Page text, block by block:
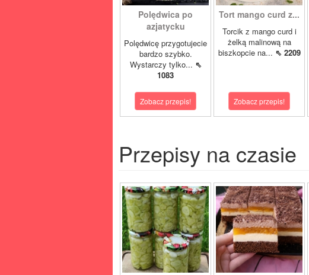
Polędwica po
azjatycku
Polędwicę przygotujecie
bardzo szybko.
Wystarczy tylko... ⇖
1083
Zobacz przepis!
Tort mango curd z...
Torcik z mango curd i
żelką malinową na
biszkopcie na... ⇖ 2209
Zobacz przepis!
Przepisy na czasie